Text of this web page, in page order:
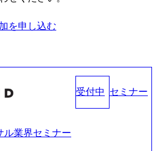
を申し込む
受付中 セミナー
ル業界セミナー